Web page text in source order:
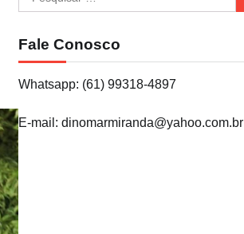
por:
Fale Conosco
Whatsapp: (61) 99318-4897
E-mail: dinomarmiranda@yahoo.com.br